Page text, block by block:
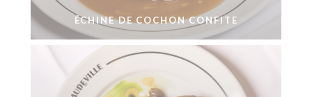
ÉCHINE DE COCHON CONFITE